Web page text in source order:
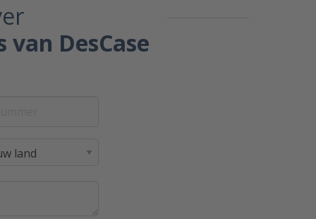
DesCase